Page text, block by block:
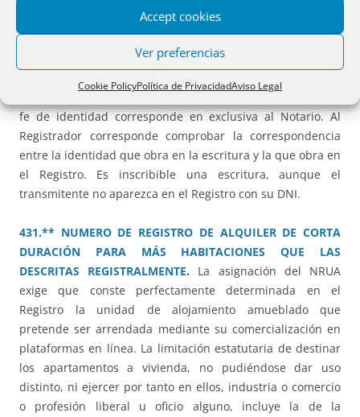
Accept cookies
Ver preferencias
Cookie PolicyPolítica de PrivacidadAviso Legal
específico habilitado en la sede electrónica para solicitudes
de publicidad formal y no por el canal para la presentación
de documentos privados.
fe de identidad corresponde en exclusiva al Notario. Al
Registrador corresponde comprobar la correspondencia
entre la identidad que obra en la escritura y la que obra en
el Registro. Es inscribible una escritura, aunque el
transmitente no aparezca en el Registro con su DNI.
431.** NUMERO DE REGISTRO DE ALQUILER DE CORTA
DURACIÓN PARA MÁS HABITACIONES QUE LAS
DESCRITAS REGISTRALMENTE. La asignación del NRUA
exige que conste perfectamente determinada en el
Registro la unidad de alojamiento amueblado que
pretende ser arrendada mediante su comercialización en
plataformas en línea. La limitación estatutaria de destinar
los apartamentos a vivienda, no pudiéndose dar uso
distinto, ni ejercer por tanto en ellos, industria o comercio
o profesión liberal u oficio alguno, incluye la de la